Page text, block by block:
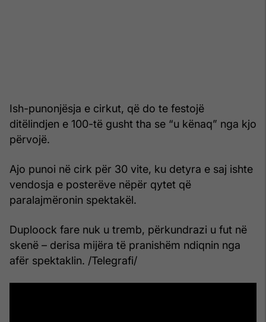
Ish-punonjësja e cirkut, që do te festojë
ditëlindjen e 100-të gusht tha se “u kënaq” nga kjo
përvojë.
Ajo punoi në cirk për 30 vite, ku detyra e saj ishte
vendosja e posterëve nëpër qytet që
paralajmëronin spektakël.
Duploock fare nuk u tremb, përkundrazi u fut në
skenë – derisa mijëra të pranishëm ndiqnin nga
afër spektaklin. /Telegrafi/